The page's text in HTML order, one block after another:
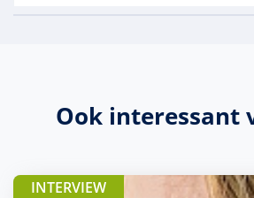
Ook interessant
INTERVIEW